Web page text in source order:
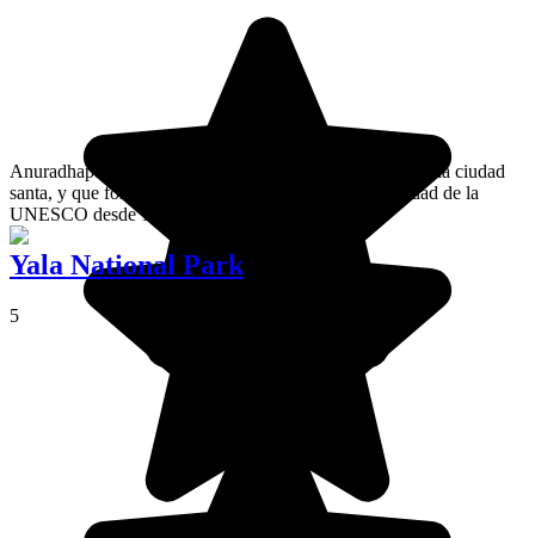
Anuradhapura es una antigua capital de Sri Lanka, todavía ciudad
santa, y que forma parte del Patrimonio de la Humanidad de la
UNESCO desde 1982.
Yala National Park
5